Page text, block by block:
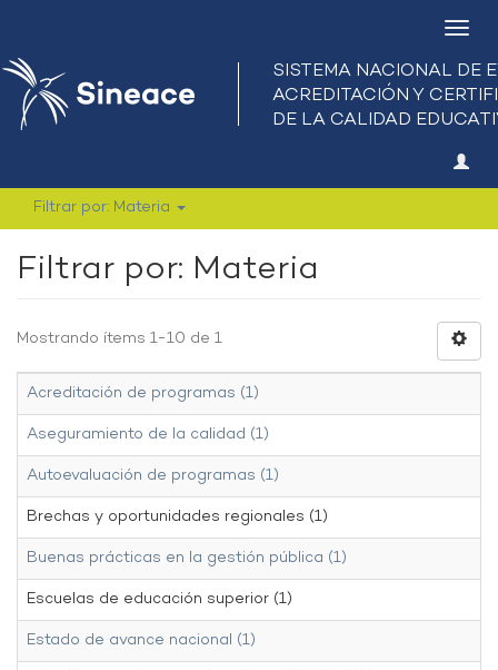
Filtrar por: Materia
Filtrar por: Materia
Mostrando ítems 1-10 de 1
Acreditación de programas (1)
Aseguramiento de la calidad (1)
Autoevaluación de programas (1)
Brechas y oportunidades regionales (1)
Buenas prácticas en la gestión pública (1)
Escuelas de educación superior (1)
Estado de avance nacional (1)